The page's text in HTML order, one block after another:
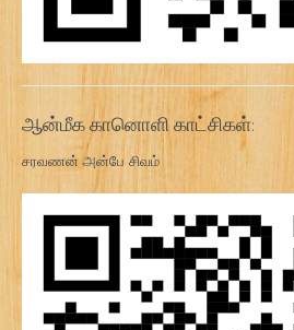
ஆன்மீக கானொளி காட்சிகள்:
சரவணன் அன்பே சிவம்